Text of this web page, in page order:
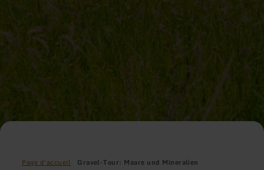
Page d'accueil Gravel-Tour: Maare und Mineralien